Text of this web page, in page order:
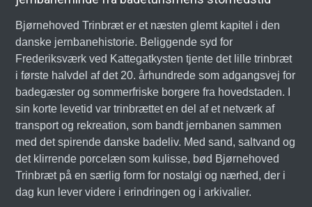
Bjørnehoved Trinbræt er et næsten glemt kapitel i den
danske jernbanehistorie. Beliggende syd for
Frederiksværk ved Kattegatkysten tjente det lille trinbræt
i første halvdel af det 20. århundrede som adgangsvej for
badegæster og sommerfriske borgere fra hovedstaden. I
sin korte levetid var trinbrættet en del af et netværk af
transport og rekreation, som bandt jernbanen sammen
med det spirende danske badeliv. Med sand, saltvand og
det klirrende porcelæn som kulisse, bød Bjørnehoved
Trinbræt på en særlig form for nostalgi og nærhed, der i
dag kun lever videre i erindringen og i arkivalier.